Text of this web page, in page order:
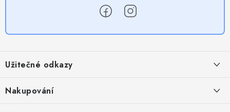
p
a
Užitečné odkazy
Obchodní podmínky
Nakupování